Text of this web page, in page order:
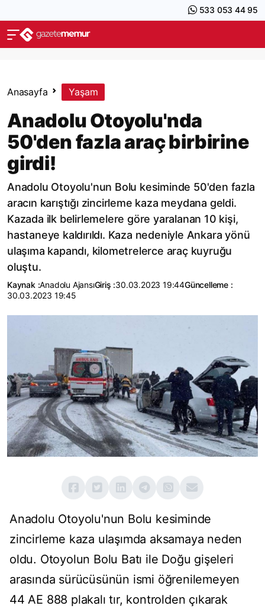
533 053 44 95
Anasayfa Yaşam
Anadolu Otoyolu'nda
50'den fazla araç birbirine
girdi!
Anadolu Otoyolu'nun Bolu kesiminde 50'den fazla
aracın karıştığı zincirleme kaza meydana geldi.
Kazada ilk belirlemelere göre yaralanan 10 kişi,
hastaneye kaldırıldı. Kaza nedeniyle Ankara yönü
ulaşıma kapandı, kilometrelerce araç kuyruğu
oluştu.
Kaynak :Anadolu AjansıGiriş :30.03.2023 19:44Güncelleme :
30.03.2023 19:45
Anadolu Otoyolu'nun Bolu kesiminde
zincirleme kaza ulaşımda aksamaya neden
oldu. Otoyolun Bolu Batı ile Doğu gişeleri
arasında sürücüsünün ismi öğrenilemeyen
44 AE 888 plakalı tır, kontrolden çıkarak